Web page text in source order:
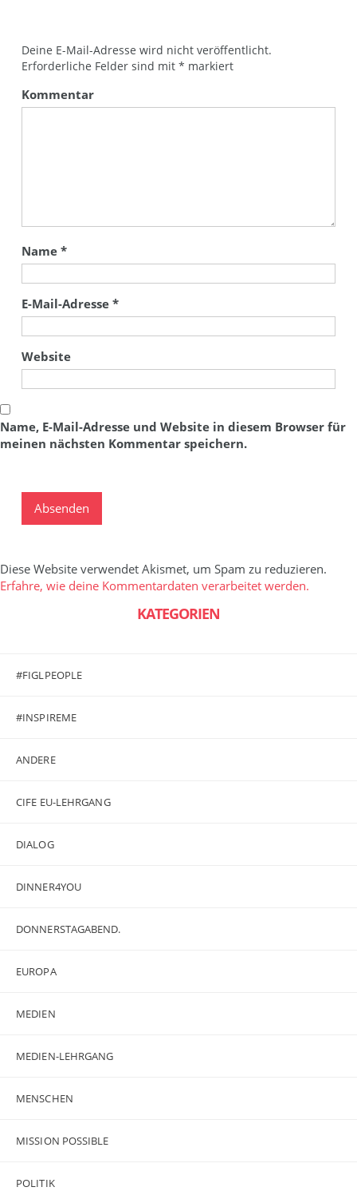
Deine E-Mail-Adresse wird nicht veröffentlicht.
Erforderliche Felder sind mit * markiert
Kommentar
Name *
E-Mail-Adresse *
Website
Name, E-Mail-Adresse und Website in diesem Browser für
meinen nächsten Kommentar speichern.
Diese Website verwendet Akismet, um Spam zu reduzieren.
Erfahre, wie deine Kommentardaten verarbeitet werden.
KATEGORIEN
#FIGLPEOPLE
#INSPIREME
ANDERE
CIFE EU-LEHRGANG
DIALOG
DINNER4YOU
DONNERSTAGABEND.
EUROPA
MEDIEN
MEDIEN-LEHRGANG
MENSCHEN
MISSION POSSIBLE
POLITIK